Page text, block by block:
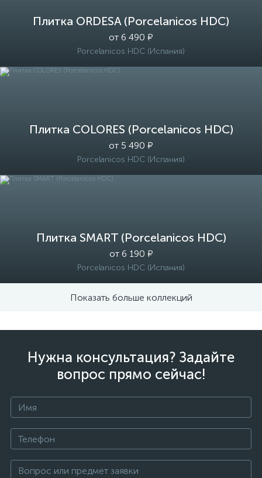
Плитка ORDESA (Porcelanicos HDC)
от 6 490 ₽
Porcelanicos HDC (Испания)
Плитка COLORES (Porcelanicos HDC)
от 5 490 ₽
Porcelanicos HDC (Испания)
Плитка SMART (Porcelanicos HDC)
от 6 190 ₽
Porcelanicos HDC (Испания)
Показать больше коллекций
Нужна консультация? Задайте
вопрос прямо сейчас!